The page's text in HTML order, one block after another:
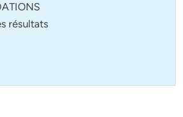
résultats